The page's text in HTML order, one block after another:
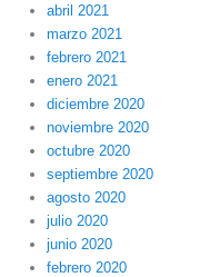
abril 2021
marzo 2021
febrero 2021
enero 2021
diciembre 2020
noviembre 2020
octubre 2020
septiembre 2020
agosto 2020
julio 2020
junio 2020
febrero 2020